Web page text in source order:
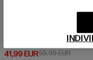
URBAN CLASSICS
41,99 EUR
Derzeitiger Preis: 41,99
59,99 EUR